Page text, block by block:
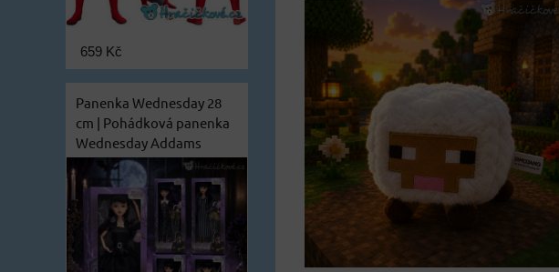
659 Kč
Panenka Wednesday 28
cm | Pohádková panenka
Wednesday Addams